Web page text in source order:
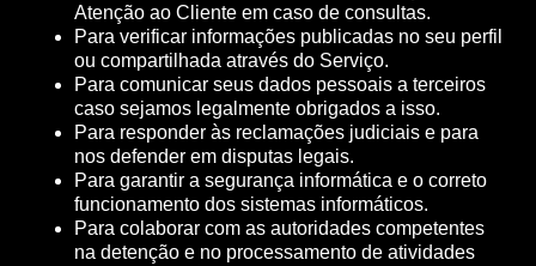
Atenção ao Cliente em caso de consultas.
Para verificar informações publicadas no seu perfil
ou compartilhada através do Serviço.
Para comunicar seus dados pessoais a terceiros
caso sejamos legalmente obrigados a isso.
Para responder às reclamações judiciais e para
nos defender em disputas legais.
Para garantir a segurança informática e o correto
funcionamento dos sistemas informáticos.
Para colaborar com as autoridades competentes
na detenção e no processamento de atividades